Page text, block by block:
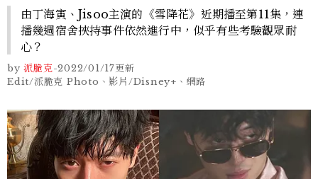
由丁海寅、Jisoo主演的《雪降花》近期播至第11集，連
播幾週宿舍挾持事件依然進行中，似乎有些考驗觀眾耐
心？
by 派脆克-2022/01/17更新
Edit/派脆克 Photo、影片/Disney+、網路